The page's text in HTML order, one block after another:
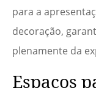
para a
decoração,
plenamente da
Espaços